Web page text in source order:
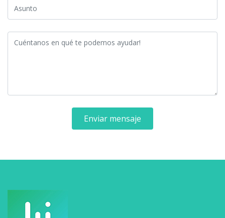
Enviar mensaje